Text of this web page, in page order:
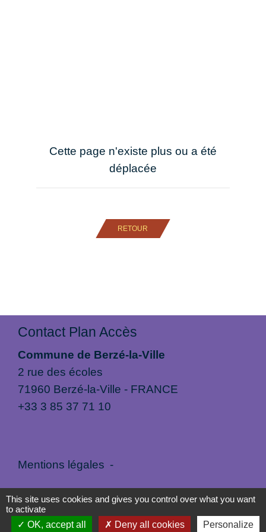
Cette page n'existe plus ou a été
déplacée
RETOUR
Contact Plan Accès
Commune de Berzé-la-Ville
2 rue des écoles
71960 Berzé-la-Ville - FRANCE
+33 3 85 37 71 10
Mentions légales -
Politique de confidentialité - Accessibilité -
Plan du site - Gestion des cookies
This site uses cookies and gives you control over what you want
to activate
OK, accept all
Deny all cookies Personalize